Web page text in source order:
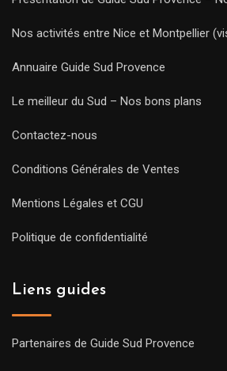
Nos activités entre Nice et Montpellier
Annuaire Guide Sud Provence
Le meilleur du Sud – Nos bons plans
Contactez-nous
Conditions Générales de Ventes
Mentions Légales et CGU
Politique de confidentialité
Liens guides
Partenaires de Guide Sud Provence